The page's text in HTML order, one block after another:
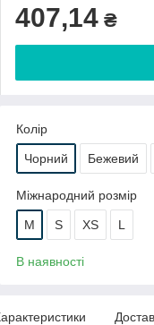
407,14 ₴
Колір
Чорний Бежевий
Міжнародний розмір
M S XS L
В наявності